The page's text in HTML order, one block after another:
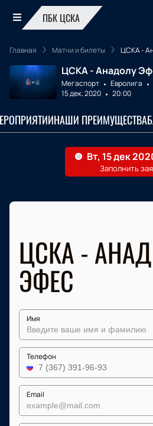
ПБК ЦСКА
Главная Матчи и билеты ЦСКА -
ЦСКА - Анадолу
Мегаспорт Евролига
15 дек. 2020
20:00
НАШИ ПРЕИМУЩЕСТВА
ЦСКА -
ЭФЕС
Имя
Телефон
Email